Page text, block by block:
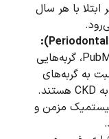
با هر سال
بر اساس مطالعات منتشرشده در PubMed، گربه‌هایی
پریودنتال مرحله ۳ یا ۴ نسبت به گربه‌های
سالم، ۱.۵ برابر بیشتر در معرض ابتلا به CKD هستند.
سیستمیک مزمن و